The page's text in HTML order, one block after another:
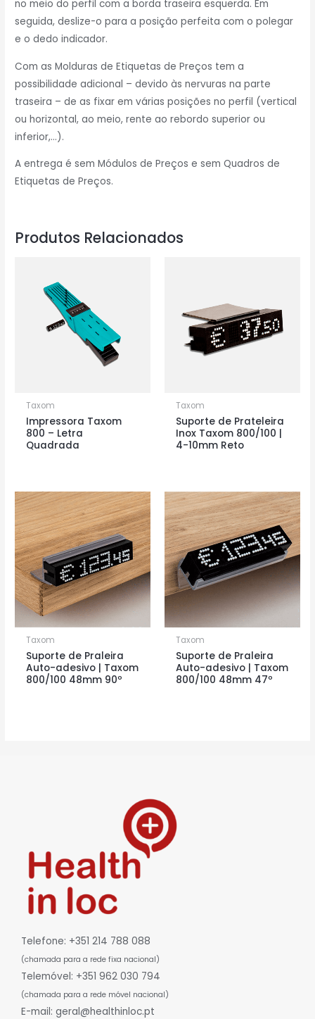
no meio do perfil com a borda traseira esquerda. Em
seguida, deslize-o para a posição perfeita com o polegar
e o dedo indicador.
Com as Molduras de Etiquetas de Preços tem a
possibilidade adicional – devido às nervuras na parte
traseira – de as fixar em várias posições no perfil (vertical
ou horizontal, ao meio, rente ao rebordo superior ou
inferior,…).
A entrega é sem Módulos de Preços e sem Quadros de
Etiquetas de Preços.
Produtos Relacionados
Taxom
Impressora Taxom
800 – Letra
Quadrada
Taxom
Suporte de Prateleira
Inox Taxom 800/100 |
4-10mm Reto
Taxom
Suporte de Praleira
Auto-adesivo | Taxom
800/100 48mm 90º
Taxom
Suporte de Praleira
Auto-adesivo | Taxom
800/100 48mm 47º
Telefone: +351 214 788 088
(chamada para a rede fixa nacional)
Telemóvel: +351 962 030 794
(chamada para a rede móvel nacional)
E-mail: geral@healthinloc.pt